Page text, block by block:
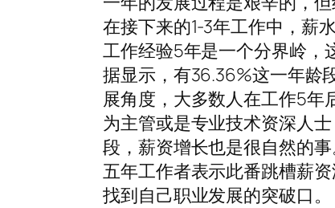
在接下来的1-3年工作中，薪
工作经验5年是一个分界岭，
据显示，有36.36%这一年龄
展角度，大多数人在工作5年
为主管或是专业技术资深人
段，薪资增长也是很自然的
五年工作者表示此番跳槽薪
找到自己职业发展的突破口。